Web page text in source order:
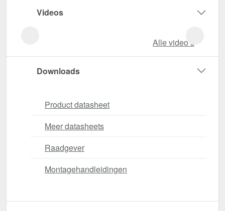
Videos
Alle video‘s
Downloads
Product datasheet
Meer datasheets
Raadgever
Montagehandleidingen